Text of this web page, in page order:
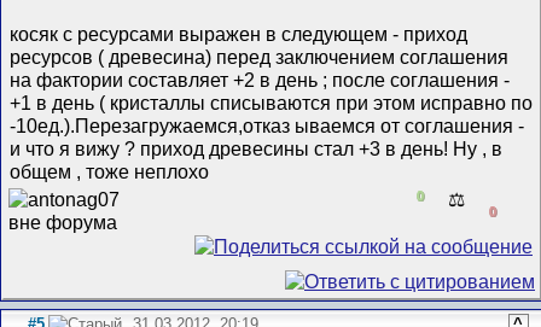
косяк с ресурсами выражен в следующем - приход
ресурсов ( древесина) перед заключением соглашения
на фактории составляет +2 в день ; после соглашения -
+1 в день ( кристаллы списываются при этом исправно по
-10ед.).Перезагружаемся,отказ ываемся от соглашения -
и что я вижу ? приход древесины стал +3 в день! Ну , в
общем , тоже неплохо
0 ⚖️
0